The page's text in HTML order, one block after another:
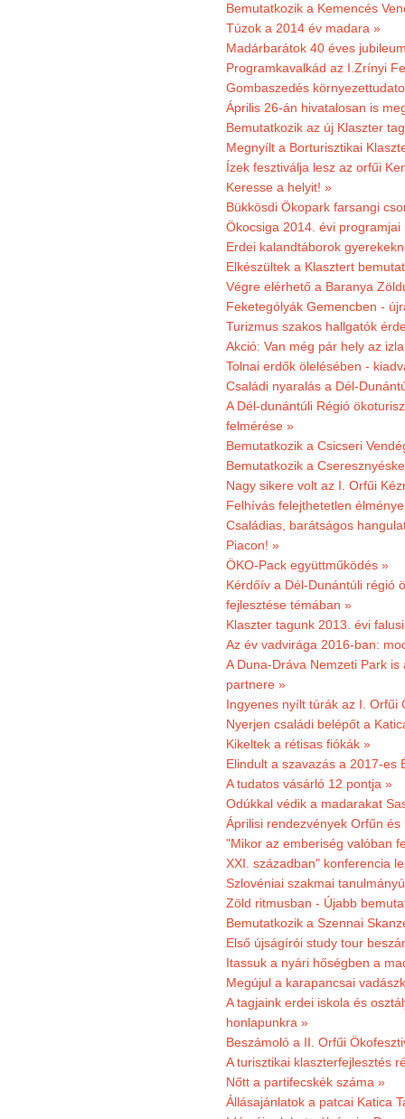
Bemutatkozik a Kemencés
Túzok a 2014 év madara »
Madárbarátok 40 éves
Programkavalkád az I.Zrínyi
Gombaszedés
Április 26-án hivatalosan is
Bemutatkozik az új Klaszter
Megnyílt a Borturisztikai
Ízek fesztiválja lesz az orfűi
Keresse a helyit! »
Bükkösdi Ökopark farsangi
Ökocsiga 2014. évi programjai
Erdei kalandtáborok
Elkészültek a Klasztert
Végre elérhető a Baranya
Feketególyák Gemencben -
Turizmus szakos hallgatók
Akció: Van még pár hely az
Tolnai erdők ölelésében -
Családi nyaralás a Dél-
A Dél-dunántúli Régió
felmérése »
Bemutatkozik a Csicseri
Bemutatkozik a
Nagy sikere volt az I. Orfűi
Felhívás felejthetetlen
Családias, barátságos
Piacon! »
ÖKO-Pack együttműködés »
Kérdőív a Dél-Dunántúli régió
fejlesztése témában »
Klaszter tagunk 2013. évi
Az év vadvirága 2016-ban:
A Duna-Dráva Nemzeti Park
partnere »
Ingyenes nyílt túrák az I. Orfűi
Nyerjen családi belépőt a
Kikeltek a rétisas fiókák »
Elindult a szavazás a 2017-es
A tudatos vásárló 12 pontja »
Odúkkal védik a madarakat
Áprilisi rendezvények Orfűn és
"Mikor az emberiség valóban
XXI. században" konferencia
Szlovéniai szakmai
Zöld ritmusban - Újabb
Bemutatkozik a Szennai
Első újságírói study tour
Itassuk a nyári hőségben a
Megújul a karapancsai
A tagjaink erdei iskola és
honlapunkra »
Beszámoló a II. Orfűi
A turisztikai klaszterfejlesztés
Nőtt a partifecskék száma »
Állásajánlatok a patcai Katica